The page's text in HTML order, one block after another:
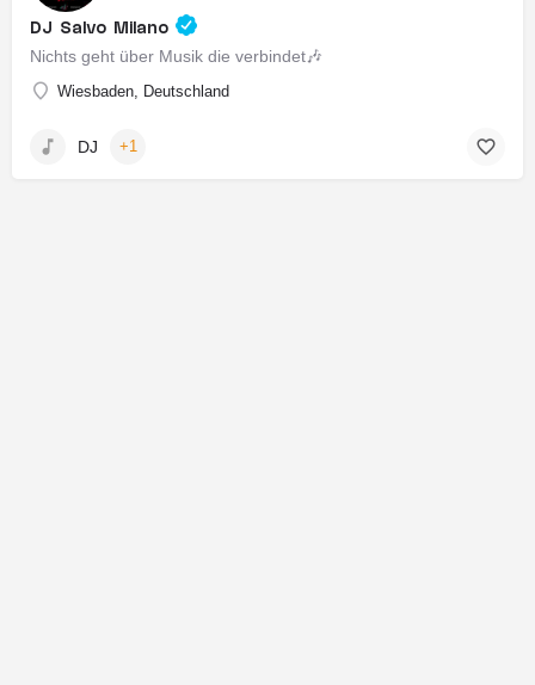
DJ Salvo Milano
Nichts geht über Musik die verbindet🎶
Wiesbaden, Deutschland
DJ +1